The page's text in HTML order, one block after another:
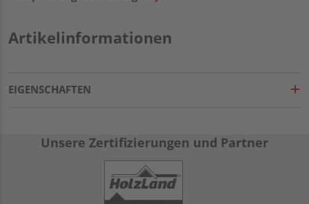
Artikelinformationen
EIGENSCHAFTEN
Unsere Zertifizierungen und Partner